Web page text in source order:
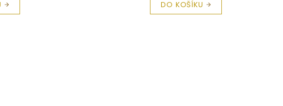
DO KOŠÍKU